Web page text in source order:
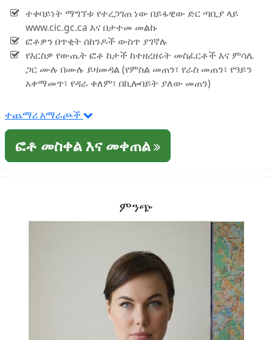
ተቀባይነት ማግኘቱ የተረጋገጠ ነው በይፋዊው ድር ጣቢያ ላይ
www.cic.gc.ca እና በታተመ መልኩ
ፎቶዎን በጥቂት ሰከንዶች ውስጥ ያገኛሉ
የእርስዎ የውጤት ፎቶ ከታች ከተዘረዘሩት መስፈርቶች እና ምሳሌ
ጋር ሙሉ በሙሉ ይዛመዳል (የምስል መጠን፣ የራስ መጠን፣ የዓይን
አቀማመጥ፣ የዳራ ቀለም፣ በኪሎባይት ያለው መጠን)
ተጨማሪ አማራጮች
ፎቶ መስቀል እና መቀጠል
ምንጭ